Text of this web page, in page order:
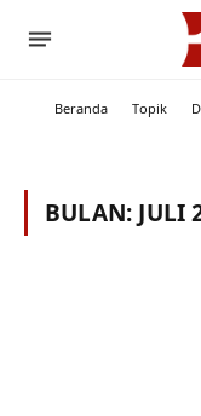
Beranda Topik
BULAN: JULI